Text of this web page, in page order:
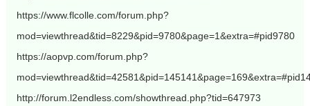
https://www.flcolle.com/forum.php?
mod=viewthread&tid=8229&pid=9780&page=1&extra=#pid9780
https://aopvp.com/forum.php?
http://forum.l2endless.com/showthread.php?tid=647973